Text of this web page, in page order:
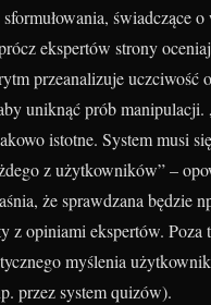
świadczące
ekspertów strony
przeanalizuje uczciwość
uniknąć prób manipulacji.
istotne. System musi
z użytkowników” –
że sprawdzana będzie
z opiniami ekspertów. Poza
myślenia
przez system quizów).